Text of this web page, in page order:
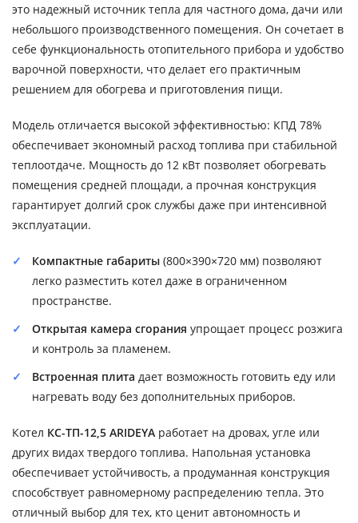
это надежный источник тепла для частного дома, дачи или
небольшого производственного помещения. Он сочетает в
себе функциональность отопительного прибора и удобство
варочной поверхности, что делает его практичным
решением для обогрева и приготовления пищи.
Модель отличается высокой эффективностью: КПД 78%
обеспечивает экономный расход топлива при стабильной
теплоотдаче. Мощность до 12 кВт позволяет обогревать
помещения средней площади, а прочная конструкция
гарантирует долгий срок службы даже при интенсивной
эксплуатации.
Компактные габариты (800×390×720 мм) позволяют
легко разместить котел даже в ограниченном
пространстве.
Открытая камера сгорания упрощает процесс розжига
и контроль за пламенем.
Встроенная плита дает возможность готовить еду или
нагревать воду без дополнительных приборов.
Котел КС-ТП-12,5 ARIDEYA работает на дровах, угле или
других видах твердого топлива. Напольная установка
обеспечивает устойчивость, а продуманная конструкция
способствует равномерному распределению тепла. Это
отличный выбор для тех, кто ценит автономность и